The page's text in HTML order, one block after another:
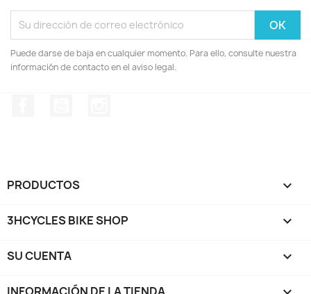
Puede darse de baja en cualquier momento. Para ello, consulte nuestra
información de contacto en el aviso legal.
PRODUCTOS 
3HCYCLES BIKE SHOP 
SU CUENTA 